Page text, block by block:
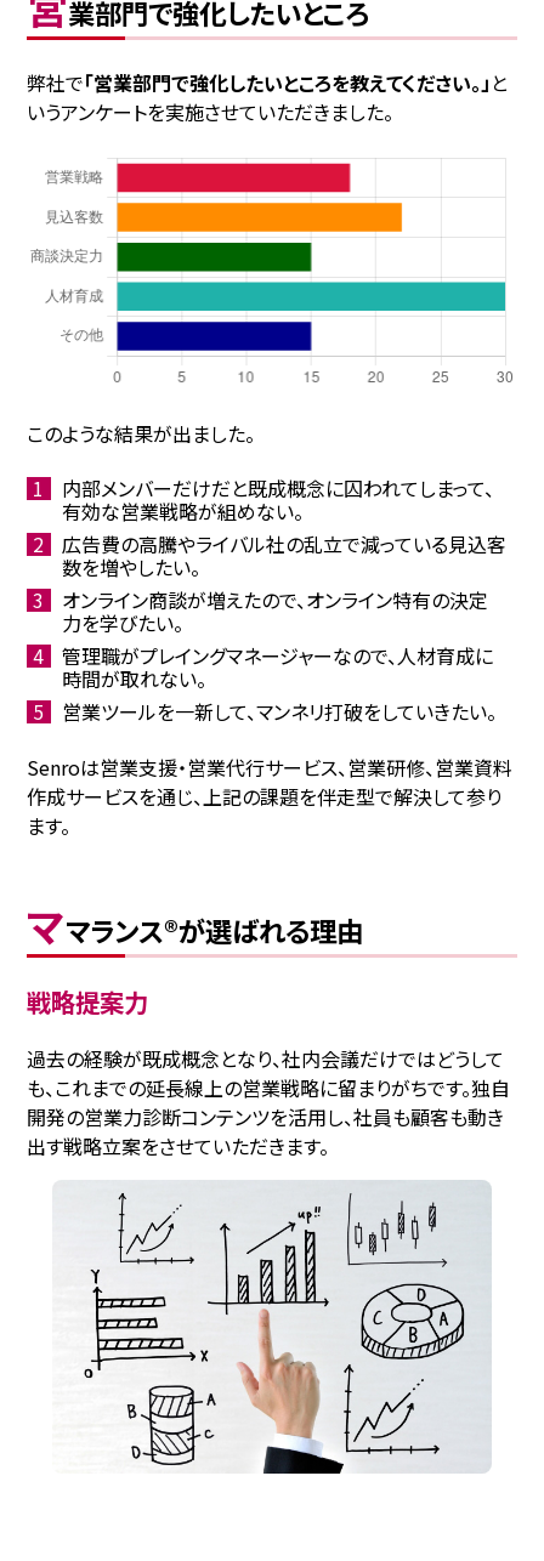
業部門で強化したいところ
弊社で「営業部門で強化したいところを教えてください。」 と
いうアンケートを実施させていただきました。
このような結果が出ました。
内部メンバーだけだと既成概念に囚われてしまって、
有効な営業戦略が組めない。
広告費の高騰やライバル社の乱立で減っている見込客
数を増やしたい。
オンライン商談が増えたので、オンライン特有の決定
力を学びたい。
管理職がプレイングマネージャーなので、人材育成に
時間が取れない。
営業ツールを一新して、マンネリ打破をしていきたい。
Senroは営業支援・営業代行サービス、営業研修、営業資料
作成サービスを通じ、上記の課題を伴走型で解決して参り
ます。
ママランス®が選ばれる理由
戦略提案力
過去の経験が既成概念となり、社内会議だけではどうして
も、これまでの延長線上の営業戦略に留まりがちです。独⾃
開発の営業⼒診断コンテンツを活用し、社員も顧客も動き
出す戦略立案をさせていただきます。